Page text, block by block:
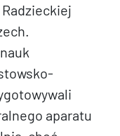
Radzieckiej
aparatu